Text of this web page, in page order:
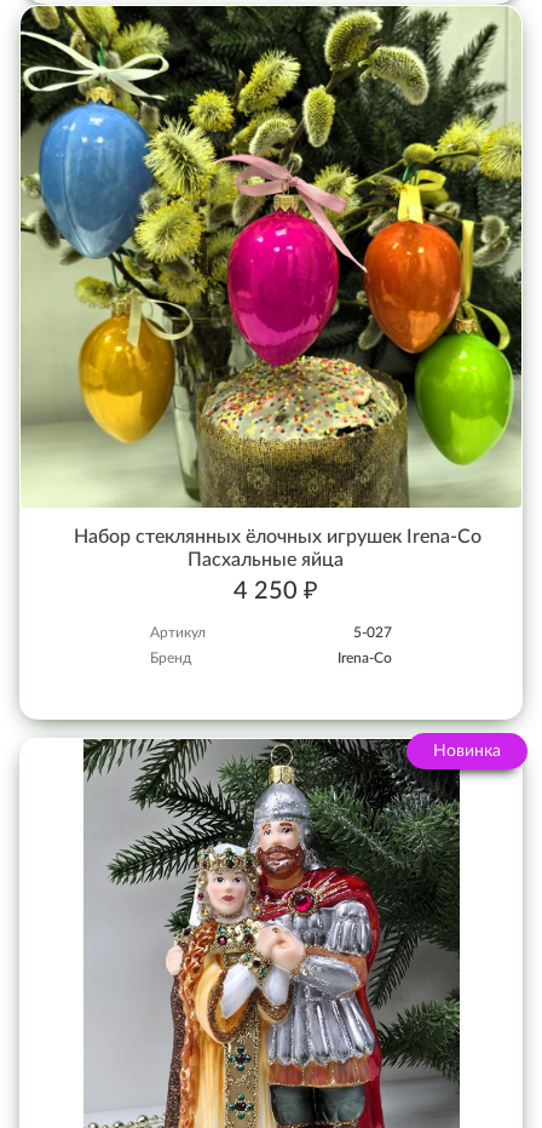
Набор стеклянных ёлочных игрушек Irena-Co
Пасхальные яйца
4 250 ₽
Артикул
5-027
Бренд
Irena-Co
Новинка